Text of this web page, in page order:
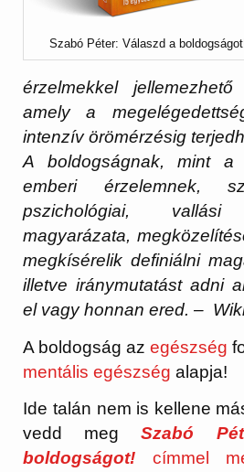
Szabó Péter: Válaszd a
érzelmekkel
amely a
intenzív örömérzésig
A boldogságnak, mint a
emberi érzelemnek,
pszichológiai,
magyarázata,
megkísérelik definiálni
illetve iránymutatást adni
el vagy honnan ered. –
A boldogság azegészség
mentális egészség alapja!
Ide talán nem is kellene
vedd megSzabó
boldogságot!
címmel